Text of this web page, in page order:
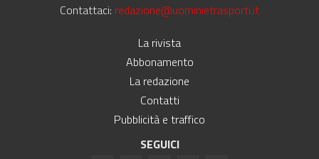
Contattaci: redazione@uominietrasporti.it
La rivista
Abbonamento
La redazione
Contatti
Pubblicità e traffico
SEGUICI